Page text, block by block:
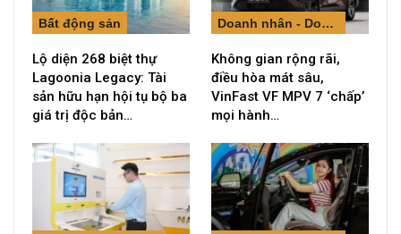
Bất động sản
Lộ diện 268 biệt thự
Lagoonia Legacy: Tài
sản hữu hạn hội tụ bộ ba
giá trị độc bản…
Doanh nhân - Doanh nghiệp
Không gian rộng rãi,
điều hòa mát sâu,
VinFast VF MPV 7 ‘chấp’
mọi hành…